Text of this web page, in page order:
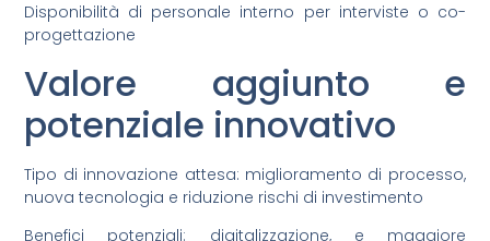
Disponibilità di personale interno per interviste o co-
progettazione
Valore aggiunto e
potenziale innovativo
Tipo di innovazione attesa: miglioramento di processo,
nuova tecnologia e riduzione rischi di investimento
Benefici potenziali: digitalizzazione, e maggiore